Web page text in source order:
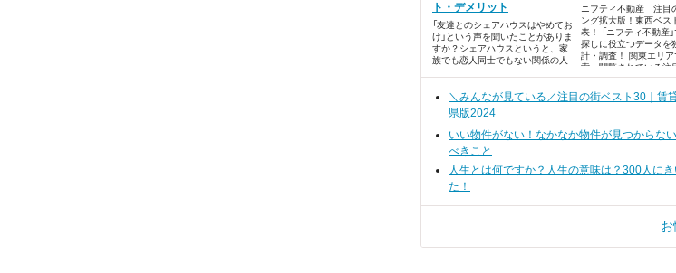
ト・デメリット
「友達とのシェアハウスはやめてお
け」という声を聞いたことがありま
すか？シェアハウスというと、家
族でも恋人同士でもない関係の人
賃貸物件を借りてのルームシェア
も人気ですよね、 「にぎやかで楽
しそう」「家賃や光熱費の負担が少
ない」といったメリットに目が奪わ
れがちですが、実際のところデメ
リットはないのでしょうか？ 今回
はルームシェアのメリット・デメ
リットについて、実際にルームシ
ェアをしていた25名の方の声を集
ニフティ不動産 注目
ング拡大版！東西ベス
表！ 「ニフティ不動産
探しに役立つデータを
計・調査！ 関東エリア
索・閲覧されている注
ンキング形式でまとめ
＼みんなが見ている／注目の街ベスト30｜賃
県版2024
いい物件がない！なかなか物件が見つからな
べきこと
人生とは何ですか？人生の意味は？300人に
た！